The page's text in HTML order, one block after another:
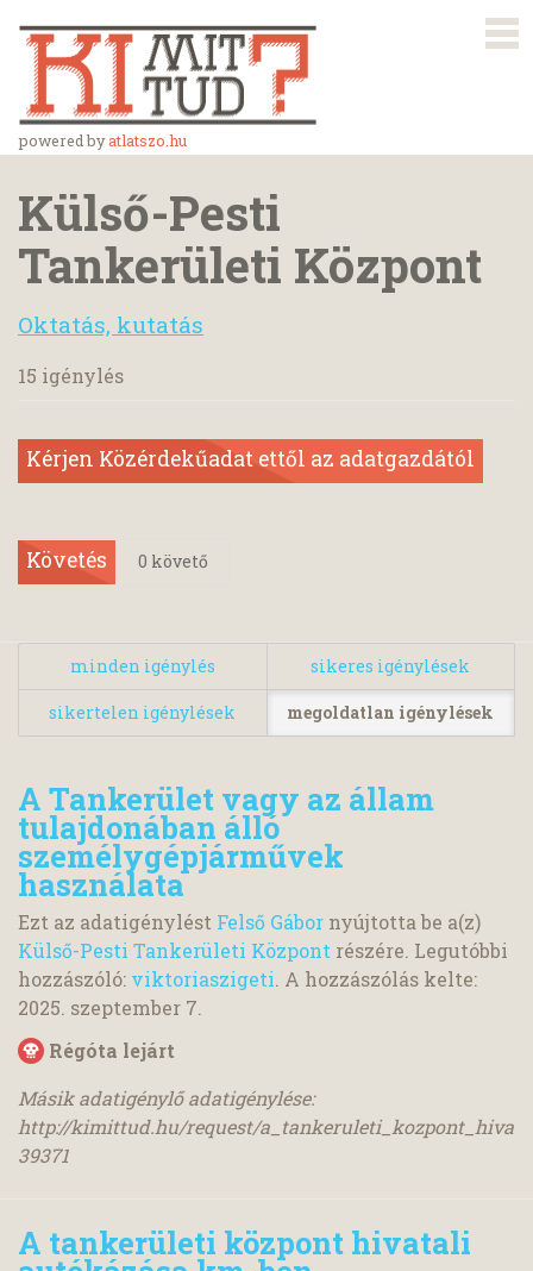
powered byatlatszo.hu
Külső-Pesti
Tankerületi Központ
Oktatás, kutatás
15 igénylés
Kérjen Közérdekűadat ettől az adatgazdától
Követés 0 követő
minden igénylés sikeres igénylések
sikertelen igénylések megoldatlan igénylések
A Tankerület vagy az állam
tulajdonában álló
személygépjárművek
használata
Ezt az adatigénylést Felső Gábor nyújtotta be a(z)
Külső-Pesti Tankerületi Központ részére. Legutóbbi
hozzászóló: viktoriaszigeti. A hozzászólás kelte:
2025. szeptember 7.
Régóta lejárt
Másik adatigénylő adatigénylése:
http://kimittud.hu/request/
39371
A tankerületi központ hivatali